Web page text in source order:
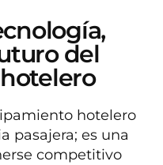
del
hotelero
pasajera; es una
competitivo